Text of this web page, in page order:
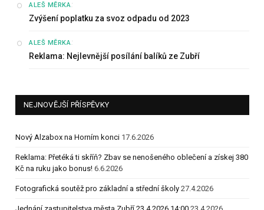
ALEŠ MĚRKA:
Zvýšení poplatku za svoz odpadu od 2023
ALEŠ MĚRKA:
Reklama: Nejlevnější posílání balíků ze Zubří
NEJNOVĚJŠÍ PŘÍSPĚVKY
Nový Alzabox na Horním konci 17.6.2026
Reklama: Přetéká ti skříň? Zbav se nenošeného oblečení a získej 380
Kč na ruku jako bonus! 6.6.2026
Fotografická soutěž pro základní a střední školy 27.4.2026